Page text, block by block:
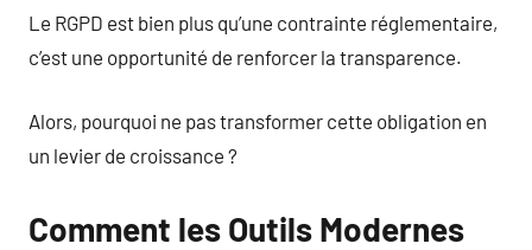
Le RGPD est bien plus qu’une contrainte réglementaire,
c’est une opportunité de renforcer la transparence.
Alors, pourquoi ne pas transformer cette obligation en
un levier de croissance ?
Comment les Outils Modernes